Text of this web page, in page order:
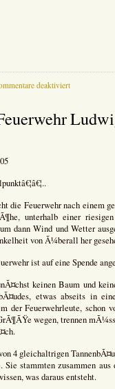
deaktiviertfür
Musik
die Feuerwehr nach einem
unterhalb einer
dann Wind und Wetter
von Ã¼berall her
ist auf eine Spende
keinen Baum und
etwas abseits in
der Feuerwehrleute, schon
wegen, trennen
4 gleichaltrigen
stammten zusammen aus
was daraus entsteht.